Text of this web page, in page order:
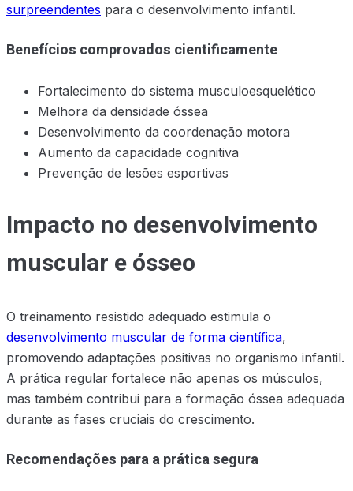
surpreendentes para o desenvolvimento infantil.
Benefícios comprovados cientificamente
Fortalecimento do sistema musculoesquelético
Melhora da densidade óssea
Desenvolvimento da coordenação motora
Aumento da capacidade cognitiva
Prevenção de lesões esportivas
Impacto no desenvolvimento
muscular e ósseo
O treinamento resistido adequado estimula o
desenvolvimento muscular de forma científica,
promovendo adaptações positivas no organismo infantil.
A prática regular fortalece não apenas os músculos,
mas também contribui para a formação óssea adequada
durante as fases cruciais do crescimento.
Recomendações para a prática segura